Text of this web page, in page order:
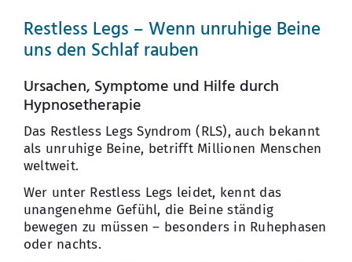
Anwendungsgebiete A – Z
Ausbildung
Kontakt
Restless Legs – Wenn unruhige Beine
uns den Schlaf rauben
Ursachen, Symptome und Hilfe durch
Hypnosetherapie
Das Restless Legs Syndrom (RLS), auch bekannt
als unruhige Beine, betrifft Millionen Menschen
weltweit.
Wer unter Restless Legs leidet, kennt das
unangenehme Gefühl, die Beine ständig
bewegen zu müssen – besonders in Ruhephasen
oder nachts.